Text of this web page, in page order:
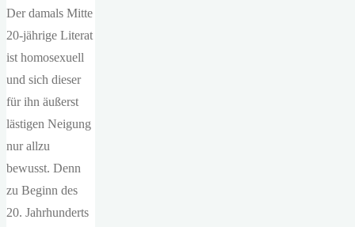
Der damals Mitte
20-jährige Literat
ist homosexuell
und sich dieser
für ihn äußerst
lästigen Neigung
nur allzu
bewusst. Denn
zu Beginn des
20. Jahrhunderts